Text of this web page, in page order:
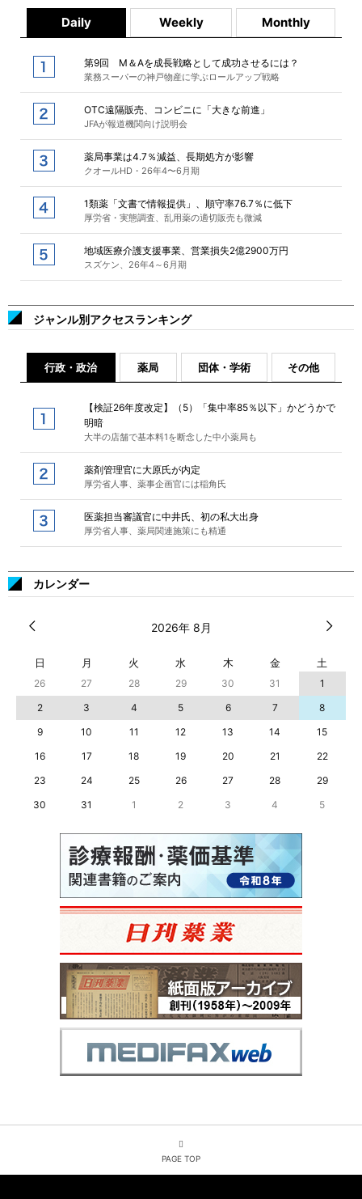
Daily Weekly Monthly
第9回 M＆Aを成長戦略として成功させるには？
業務スーパーの神戸物産に学ぶロールアップ戦略
OTC遠隔販売、コンビニに「大きな前進」
JFAが報道機関向け説明会
薬局事業は4.7％減益、長期処方が影響
クオールHD・26年4〜6月期
1類薬「文書で情報提供」、順守率76.7％に低下
厚労省・実態調査、乱用薬の適切販売も微減
地域医療介護支援事業、営業損失2億2900万円
スズケン、26年4～6月期
ジャンル別アクセスランキング
行政・政治 薬局 団体・学術 その他
【検証26年度改定】（5）「集中率85％以下」かどうかで
明暗
大半の店舗で基本料1を断念した中小薬局も
薬剤管理官に大原氏が内定
厚労省人事、薬事企画官には稲角氏
医薬担当審議官に中井氏、初の私大出身
厚労省人事、薬局関連施策にも精通
カレンダー
2026年 8月
日 月 火 水 木 金 土
26 27 28 29 30 31
1
2
3 4 5 6 7
8
9
10 11 12 13 14
15
16
17 18 19 20 21
22
23
24 25 26 27 28
29
30
31 1 2 3 4 5
PAGE TOP